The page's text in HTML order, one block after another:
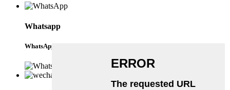
Whatsapp
WhatsApp